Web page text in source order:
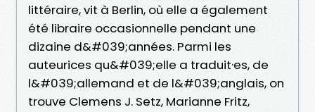
littéraire, vit à Berlin, où elle a également
été libraire occasionnelle pendant une
dizaine d&#039;années. Parmi les
auteurices qu&#039;elle a traduit·es, de
l&#039;allemand et de l&#039;anglais, on
trouve Clemens J. Setz, Marianne Fritz,